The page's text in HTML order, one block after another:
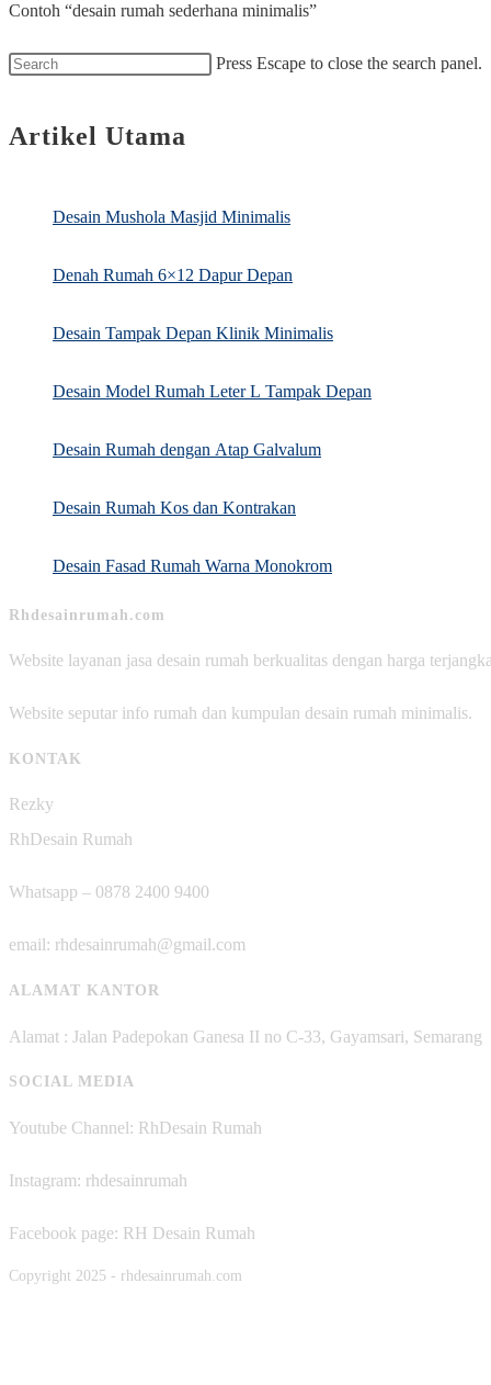
Contoh “desain rumah sederhana minimalis”
Press Escape to close the search panel.
Artikel Utama
Desain Mushola Masjid Minimalis
Denah Rumah 6×12 Dapur Depan
Desain Tampak Depan Klinik Minimalis
Desain Model Rumah Leter L Tampak Depan
Desain Rumah dengan Atap Galvalum
Desain Rumah Kos dan Kontrakan
Desain Fasad Rumah Warna Monokrom
Rhdesainrumah.com
Website layanan jasa desain rumah berkualitas dengan harga
Website seputar info rumah dan kumpulan desain rumah minimalis.
KONTAK
Rezky
RhDesain Rumah
Whatsapp – 0878 2400 9400
email: rhdesainrumah@gmail.com
ALAMAT KANTOR
Alamat : Jalan Padepokan Ganesa II no C-33, Gayamsari, Semarang
SOCIAL MEDIA
Youtube Channel: RhDesain Rumah
Instagram: rhdesainrumah
Facebook page: RH Desain Rumah
Copyright 2025 - rhdesainrumah.com